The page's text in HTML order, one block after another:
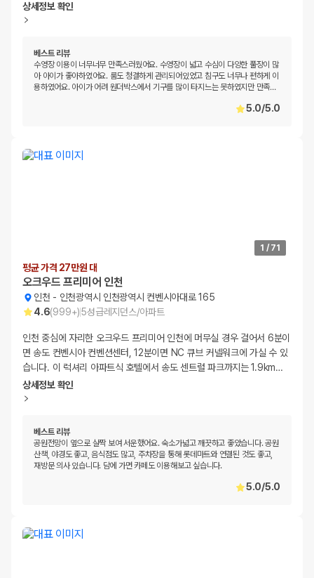
상세정보 확인
베스트 리뷰
수영장 이용이 너무너무 만족스러웠어요. 수영장이 넓고 수심이 다양한 풀장이 많
아 아이가 좋아하였어요. 룸도 청결하게 관리되어있었고 침구도 너무나 편하게 이
용하였어요. 아이가 어려 원더박스에서 기구를 많이 타지느는 못하였지만 만족…
5.0/5.0
1 / 71
평균 가격 27만원 대
오크우드 프리미어 인천
인천 - 인천광역시 인천광역시 컨벤시아대로 165
4.6(999+)5성급레지던스/아파트
인천 중심에 자리한 오크우드 프리미어 인천에 머무실 경우 걸어서 6분이
면 송도 컨벤시아 컨벤션센터, 12분이면 NC 큐브 커넬워크에 가실 수 있
습니다. 이 럭셔리 아파트식 호텔에서 송도 센트럴 파크까지는 1.9km…
상세정보 확인
베스트 리뷰
공원전망이 옆으로 살짝 보여 서운했어요. 숙소가넓고 깨끗하고 좋았습니다. 공원
산책, 야경도 좋고, 음식점도 많고, 주차장을 통해 롯데마트와 연결된 것도 좋고,
재방문 의사 있습니다. 담에 가면 카페도 이용해보고 싶습니다.
5.0/5.0